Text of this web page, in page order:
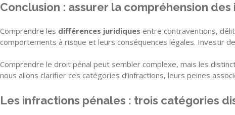
Conclusion : assurer la compréhension
Comprendre les différences juridiques entre contraventions,
comportements à risque et leurs conséquences légales. Investir
Comprendre le droit pénal peut sembler complexe, mais les
nous allons clarifier ces catégories d’infractions, leurs peines
Les infractions pénales : trois catégories